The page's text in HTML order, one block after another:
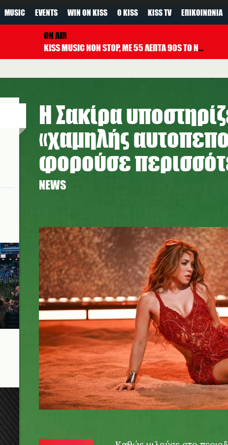
MUSIC EVENTS WIN ON KISS Ο KISS KISS TV ΕΠΙΚΟΙΝΩΝΊΑ
ON AIR
KISS MUSIC NON STOP, ΜΕ 55 ΛΕΠΤΑ 90S TO NOW ΚΑΘΕ ΩΡΑ
Η Σακίρα
«χαμηλής
φορούσε
NEWS
shakira-performs-2025-